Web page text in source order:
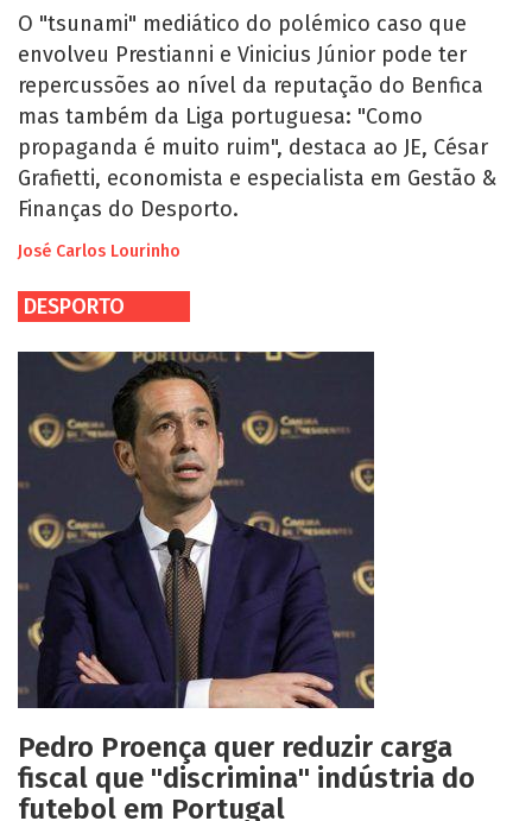
O "tsunami" mediático do polémico caso que
envolveu Prestianni e Vinicius Júnior pode ter
repercussões ao nível da reputação do Benfica
mas também da Liga portuguesa: "Como
propaganda é muito ruim", destaca ao JE, César
Grafietti, economista e especialista em Gestão &
Finanças do Desporto.
José Carlos Lourinho
DESPORTO
Pedro Proença quer reduzir carga
fiscal que "discrimina" indústria do
futebol em Portugal